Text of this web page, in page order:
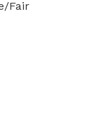
Fair